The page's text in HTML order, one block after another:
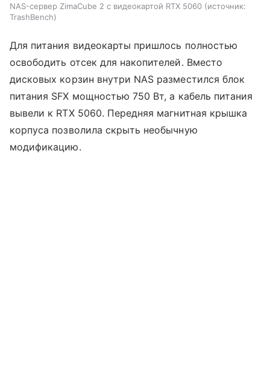
NAS-сервер ZimaCube 2 с видеокартой RTX 5060
источник:
TrashBench
Для питания видеокарты пришлось полностью
освободить отсек для накопителей. Вместо
дисковых корзин внутри NAS разместился блок
питания SFX мощностью 750 Вт, а кабель питания
вывели к RTX 5060. Передняя магнитная крышка
корпуса позволила скрыть необычную
модификацию.